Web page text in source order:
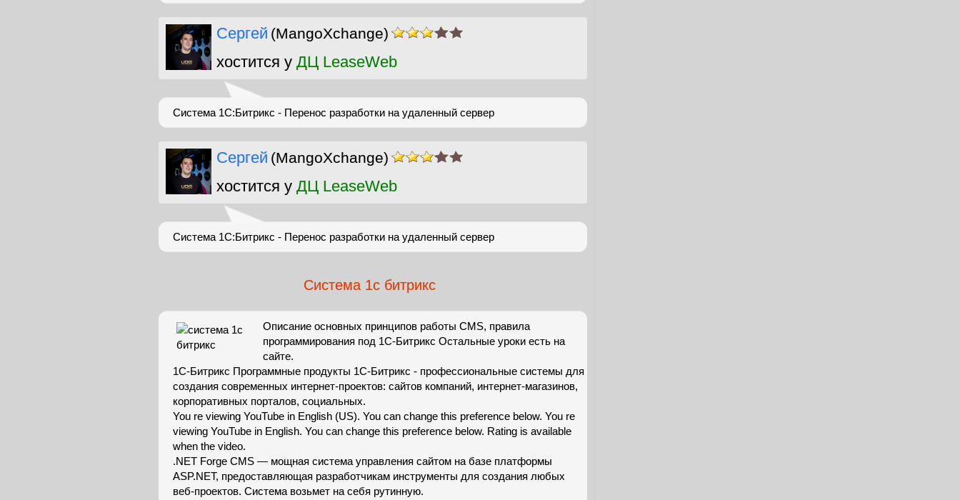
Сергей (MangoXchange)
хостится у ДЦ LeaseWeb
Система 1С:Битрикс - Перенос разработки на удаленный сервер
Сергей (MangoXchange)
хостится у ДЦ LeaseWeb
Система 1С:Битрикс - Перенос разработки на удаленный сервер
Система 1с битрикс
Описание основных принципов работы CMS, правила
программирования под 1С-Битрикс Остальные уроки есть на
сайте.
1С-Битрикс Программные продукты 1С-Битрикс - профессиональные системы для
создания современных интернет-проектов: сайтов компаний, интернет-магазинов,
корпоративных порталов, социальных.
You re viewing YouTube in English (US). You can change this preference below. You re
viewing YouTube in English. You can change this preference below. Rating is available
when the video.
.NET Forge CMS — мощная система управления сайтом на базе платформы
ASP.NET, предоставляющая разработчикам инструменты для создания любых
веб-проектов. Система возьмет на себя рутинную.